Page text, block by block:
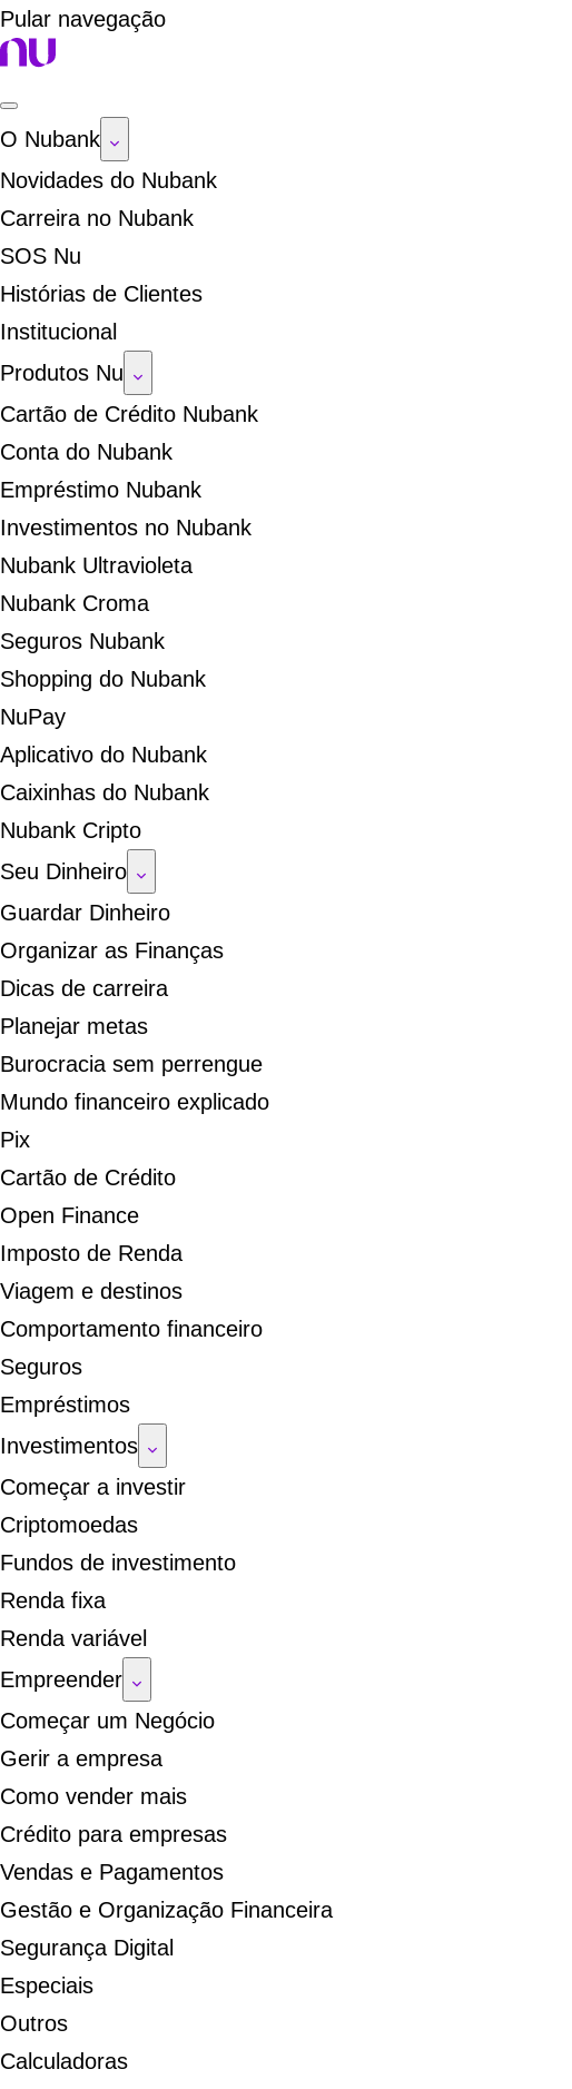
Pular navegação
O Nubank
Novidades do Nubank
Carreira no Nubank
SOS Nu
Histórias de Clientes
Institucional
Produtos Nu
Cartão de Crédito Nubank
Conta do Nubank
Empréstimo Nubank
Investimentos no Nubank
Nubank Ultravioleta
Nubank Croma
Seguros Nubank
Shopping do Nubank
NuPay
Aplicativo do Nubank
Caixinhas do Nubank
Nubank Cripto
Seu Dinheiro
Guardar Dinheiro
Organizar as Finanças
Dicas de carreira
Planejar metas
Burocracia sem perrengue
Mundo financeiro explicado
Pix
Cartão de Crédito
Open Finance
Imposto de Renda
Viagem e destinos
Comportamento financeiro
Seguros
Empréstimos
Investimentos
Começar a investir
Criptomoedas
Fundos de investimento
Renda fixa
Renda variável
Empreender
Começar um Negócio
Gerir a empresa
Como vender mais
Crédito para empresas
Vendas e Pagamentos
Gestão e Organização Financeira
Segurança Digital
Especiais
Outros
Calculadoras